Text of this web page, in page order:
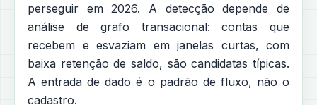
perseguir em 2026. A detecção depende de
análise de grafo transacional: contas que
recebem e esvaziam em janelas curtas, com
baixa retenção de saldo, são candidatas típicas.
A entrada de dado é o padrão de fluxo, não o
cadastro.